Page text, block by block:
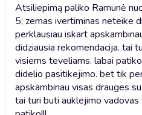
Atsiliepimą paliko Ramunė
5; zemas ivertiminas neteike
perklausiau iskart
didziausia rekomendacija. tai
visiems teveliams. labai
didelio pasitikejimo. bet tik
apskambinau visas drauges
tai turi buti auklejimo